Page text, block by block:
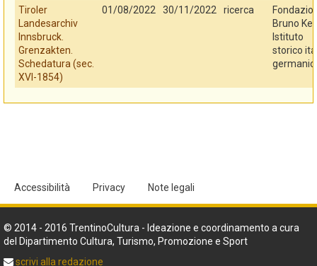
Tiroler
Landesarchiv
Innsbruck.
Grenzakten.
Schedatura (sec.
XVI-1854)
01/08/2022 30/11/2022 ricerca
Bruno
Istituto
storico
Accessibilità Privacy Note legali
© 2014 - 2016 TrentinoCultura - Ideazione e coordinamento a cura
del Dipartimento Cultura, Turismo, Promozione e Sport
scrivi alla redazione